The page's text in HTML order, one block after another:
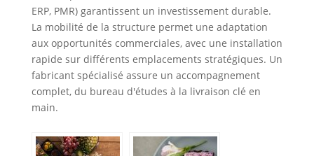
ERP, PMR) garantissent un investissement durable.
La mobilité de la structure permet une adaptation
aux opportunités commerciales, avec une installation
rapide sur différents emplacements stratégiques. Un
fabricant spécialisé assure un accompagnement
complet, du bureau d'études à la livraison clé en
main.